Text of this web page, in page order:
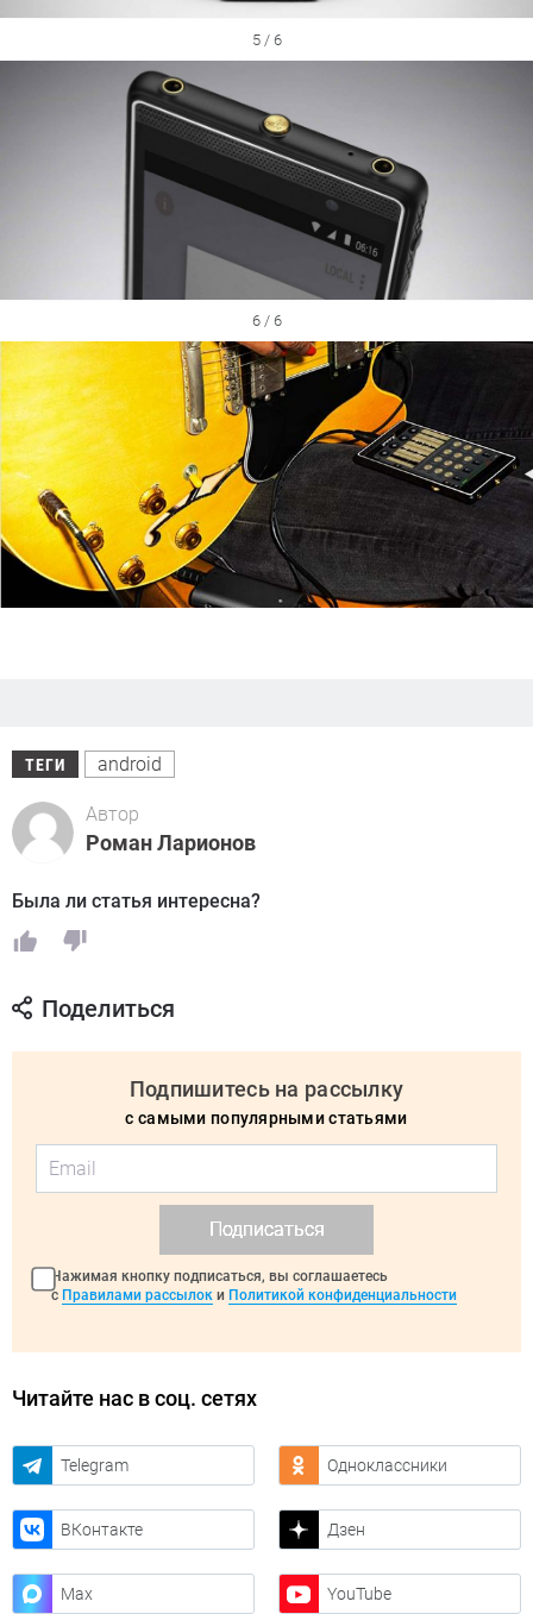
5 / 6
6 / 6
ТЕГИ android
Автор
Роман Ларионов
Была ли статья интересна?
Поделиться
Подпишитесь на рассылку
с самыми популярными статьями
Подписаться
Нажимая кнопку подписаться, вы соглашаетесь
с Правилами рассылок и Политикой конфиденциальности
Читайте нас в соц. сетях
Telegram Одноклассники
ВКонтакте Дзен
Max YouTube